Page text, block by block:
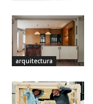
arquitectura